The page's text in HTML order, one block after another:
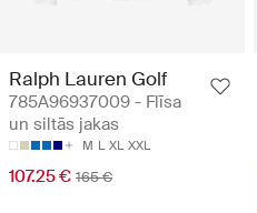
Ralph Lauren Golf
785A96937009 - Flīsa
un siltās jakas
M L XL XXL
107.25 € 165 €